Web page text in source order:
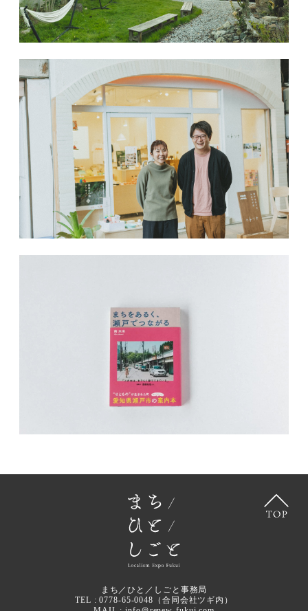
まち／ひと／しごと事務局
TEL :0778-65-0048 （合同会社ツギ内）